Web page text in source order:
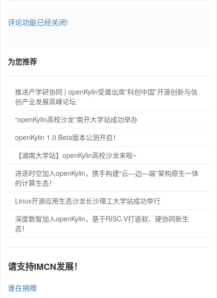
评论功能已经关闭!
为您推荐
推进产学研协同 | openKylin受邀出席“科创中国”开源创新与信
创产业发展高峰论坛
“openKylin高校沙龙”南开大学站成功举办
openKylin 1.0 Beta版本公测开启！
【湖南大学站】openKylin高校沙龙来啦~
进迭时空加入openKylin，携手构建“云—边—端”架构原生一体
的计算生态！
Linux开源应用生态沙龙长沙理工大学站成功举行
深度数智加入openKylin，基于RISC-V打造软、硬协同新生
态！
请支持IMCN发展！
谁在捐赠